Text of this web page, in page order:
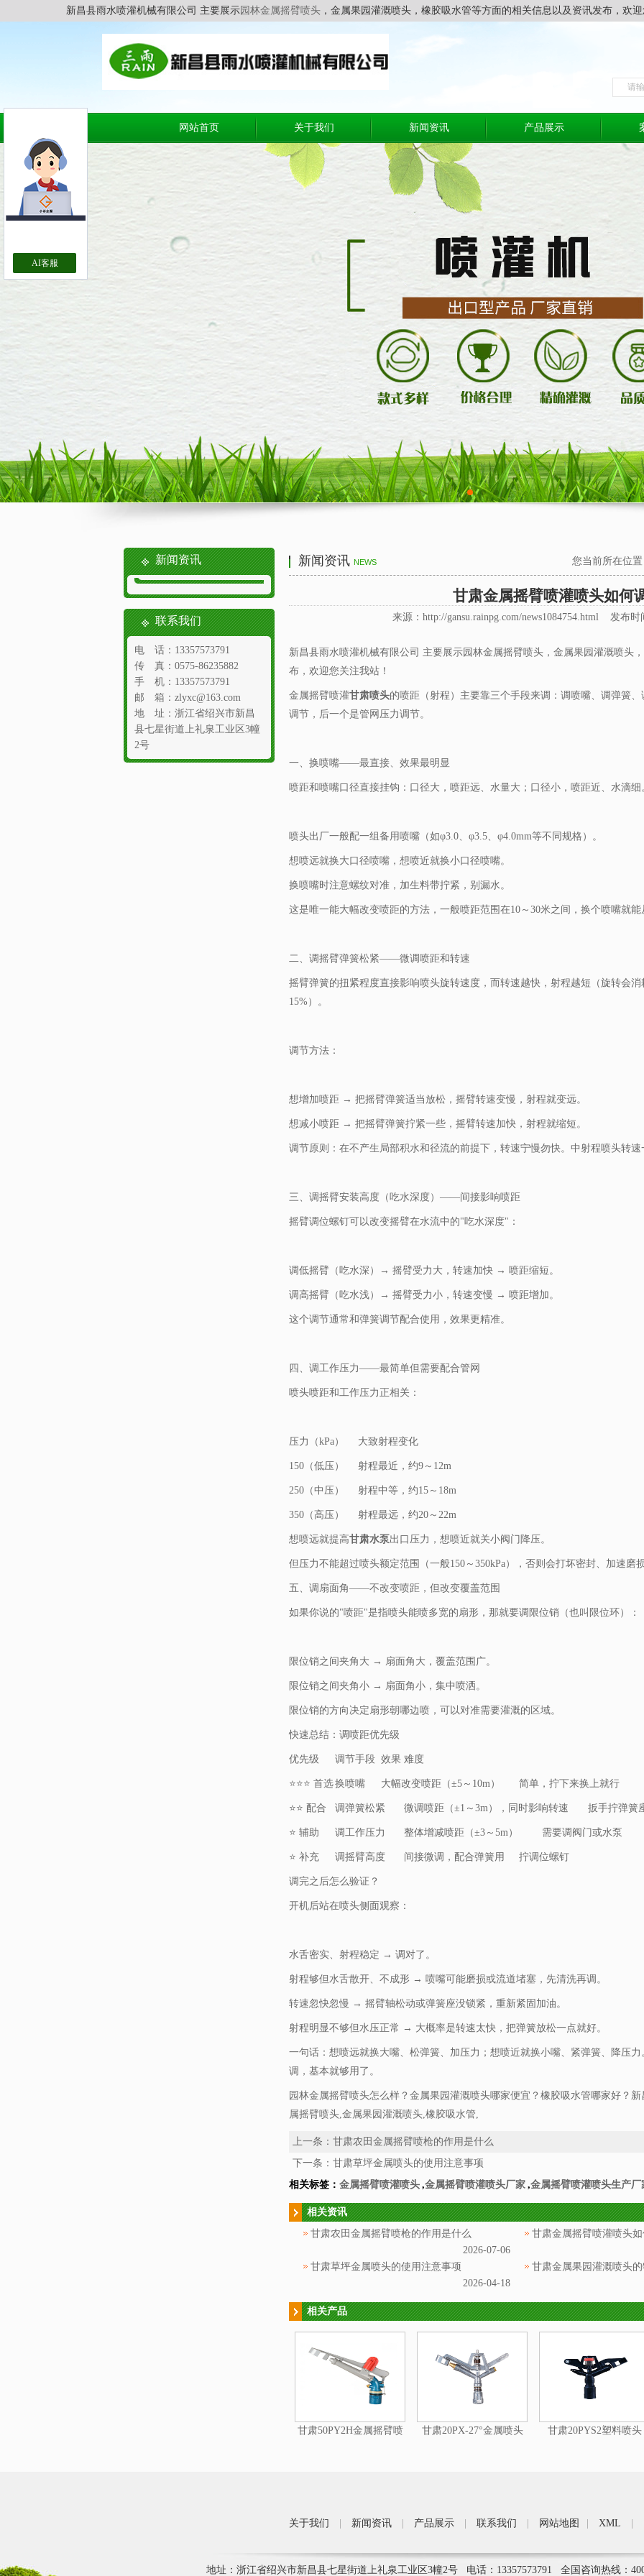
新昌县雨水喷灌机械有限公司 主要展示园林金属摇臂喷头 ，金属果园灌溉喷头，橡胶吸水管等方面的相关信息以及资讯发布，欢
网站首页 关于我们 新闻资讯 产品展示
新闻资讯
联系我们
电 话：13357573791
传 真：0575-86235882
手 机：13357573791
邮 箱：zlyxc@163.com
地 址：浙江省绍兴市新昌
县七星街道上礼泉工业区3幢
2号
新闻资讯 NEWS 您当前所在位
甘肃金属摇臂喷灌喷头如何
来源：http://gansu.rainpg.com/news1084754.html 发布时
新昌县雨水喷灌机械有限公司 主要展示园林金属摇臂喷头 ，金属果园灌溉喷头
布，欢迎您关注我站！
金属摇臂喷灌甘肃喷头的喷距（射程）主要靠三个手段来调：调喷嘴、调弹簧
调节，后一个是管网压力调节。
一、换喷嘴——最直接、效果最明显
喷距和喷嘴口径直接挂钩：口径大，喷距远、水量大；口径小，喷距近、水滴细
喷头出厂一般配一组备用喷嘴（如φ3.0、φ3.5、φ4.0mm等不同规格）。
想喷远就换大口径喷嘴，想喷近就换小口径喷嘴。
换喷嘴时注意螺纹对准，加生料带拧紧，别漏水。
这是唯一能大幅改变喷距的方法，一般喷距范围在10～30米之间，换个喷嘴就
二、调摇臂弹簧松紧——微调喷距和转速
摇臂弹簧的扭紧程度直接影响喷头旋转速度，而转速越快，射程越短（旋转会
15%）。
调节方法：
想增加喷距 → 把摇臂弹簧适当放松，摇臂转速变慢，射程就变远。
想减小喷距 → 把摇臂弹簧拧紧一些，摇臂转速加快，射程就缩短。
调节原则：在不产生局部积水和径流的前提下，转速宁慢勿快。中射程喷头转
三、调摇臂安装高度（吃水深度）——间接影响喷距
摇臂调位螺钉可以改变摇臂在水流中的"吃水深度"：
调低摇臂（吃水深）→ 摇臂受力大，转速加快 → 喷距缩短。
调高摇臂（吃水浅）→ 摇臂受力小，转速变慢 → 喷距增加。
这个调节通常和弹簧调节配合使用，效果更精准。
四、调工作压力——最简单但需要配合管网
喷头喷距和工作压力正相关：
压力（kPa） 大致射程变化
150（低压） 射程最近，约9～12m
250（中压） 射程中等，约15～18m
350（高压） 射程最远，约20～22m
想喷远就提高甘肃水泵出口压力，想喷近就关小阀门降压。
但压力不能超过喷头额定范围（一般150～350kPa），否则会打坏密封、加速磨
五、调扇面角——不改变喷距，但改变覆盖范围
如果你说的"喷距"是指喷头能喷多宽的扇形，那就要调限位销（也叫限位环）：
限位销之间夹角大 → 扇面角大，覆盖范围广。
限位销之间夹角小 → 扇面角小，集中喷洒。
限位销的方向决定扇形朝哪边喷，可以对准需要灌溉的区域。
快速总结：调喷距优先级
优先级 调节手段 效果 难度
⭐⭐⭐ 首选换喷嘴 大幅改变喷距（±5～10m） 简单，拧下来换上就行
⭐⭐ 配合 调弹簧松紧 微调喷距（±1～3m），同时影响转速 扳手拧弹簧
⭐ 辅助 调工作压力 整体增减喷距（±3～5m） 需要调阀门或水泵
⭐ 补充 调摇臂高度 间接微调，配合弹簧用 拧调位螺钉
调完之后怎么验证？
开机后站在喷头侧面观察：
水舌密实、射程稳定 → 调对了。
射程够但水舌散开、不成形 → 喷嘴可能磨损或流道堵塞，先清洗再调。
转速忽快忽慢 → 摇臂轴松动或弹簧座没锁紧，重新紧固加油。
射程明显不够但水压正常 → 大概率是转速太快，把弹簧放松一点就好。
一句话：想喷远就换大嘴、松弹簧、加压力；想喷近就换小嘴、紧弹簧、降压
调，基本就够用了。
园林金属摇臂喷头怎么样？金属果园灌溉喷头哪家便宜？橡胶吸水管哪家好？
属摇臂喷头,金属果园灌溉喷头,橡胶吸水管,
上一条： 甘肃农田金属摇臂喷枪的作用是什么
下一条： 甘肃草坪金属喷头的使用注意事项
相关标签： 金属摇臂喷灌喷头 ,金属摇臂喷灌喷头厂家 ,金属摇臂喷灌喷头生产厂
相关资讯
甘肃农田金属摇臂喷枪的作用是什么
2026-07-06
甘肃金属摇臂喷灌喷头
甘肃草坪金属喷头的使用注意事项
2026-04-18
甘肃金属果园灌溉喷头
相关产品
甘肃50PY2H金属摇臂喷
甘肃20PX-27°金属喷头 甘肃20PYS2塑料喷头
关于我们 新闻资讯 产品展示 联系我们 网站地图 XML
地址：浙江省绍兴市新昌县七星街道上礼泉工业区3幢2号 电话：13357573791 全国咨询热线：
AI客服